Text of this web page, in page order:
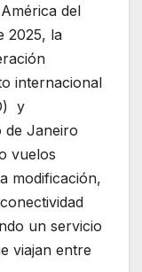
del
2025, la
internacional
y
de Janeiro
vuelos
modificación,
un servicio
viajan entre